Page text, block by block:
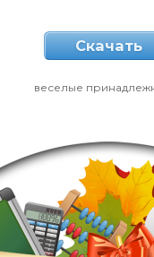
Скачать
веселые